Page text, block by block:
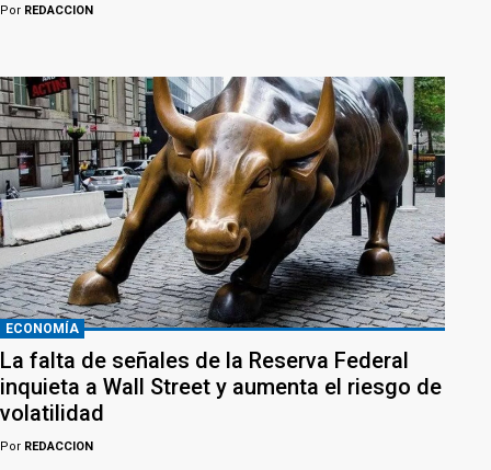
Por REDACCION
ECONOMÍA
La falta de señales de la Reserva Federal
inquieta a Wall Street y aumenta el riesgo de
volatilidad
Por REDACCION